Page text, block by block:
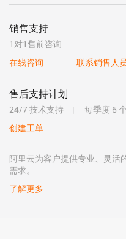
销售支持
1对1售前咨询
在线咨询
联系销售人
售后支持计划
24/7 技术支持 每季度 6
创建工单
阿里云为客户提供专业、灵活
需求。
了解更多